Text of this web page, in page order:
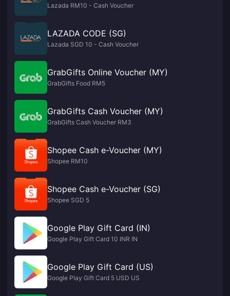
Lazada RM10 - Cash Voucher
LAZADA CODE (SG)
Lazada SGD 10 - Cash Voucher
GrabGifts Online Voucher (MY)
GrabGifts Food RM5
GrabGifts Cash Voucher (MY)
GrabGifts Cash Voucher RM3
Shopee Cash e-Voucher (MY)
Shopee RM10
Shopee Cash e-Voucher (SG)
Shopee SGD 5
Google Play Gift Card (IN)
Google Play Gift Card 10 INR IN
Google Play Gift Card (US)
Google Play Gift Card 5 USD US